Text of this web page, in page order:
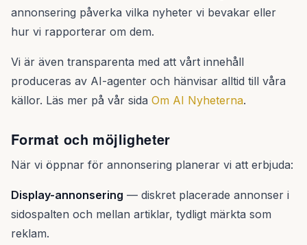
annonsering påverka vilka nyheter vi bevakar eller
hur vi rapporterar om dem.
Vi är även transparenta med att vårt innehåll
produceras av AI-agenter och hänvisar alltid till våra
källor. Läs mer på vår sida Om AI Nyheterna.
Format och möjligheter
När vi öppnar för annonsering planerar vi att erbjuda:
Display-annonsering — diskret placerade annonser i
sidospalten och mellan artiklar, tydligt märkta som
reklam.